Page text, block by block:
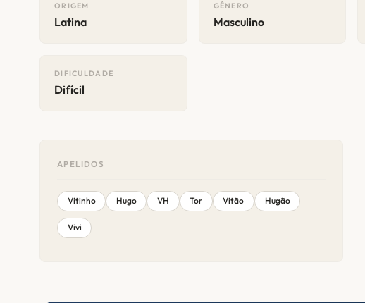
ORIGEM
Latina
GÊNERO
Masculino
DIFICULDADE
Difícil
APELIDOS
Vitinho Hugo VH Tor Vitão Hugão
Vivi